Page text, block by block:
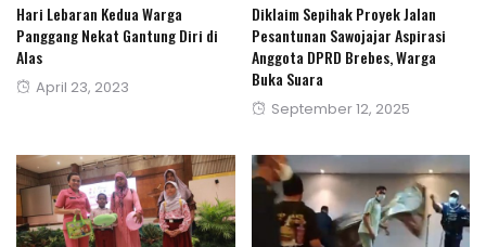
Hari Lebaran Kedua Warga
Panggang Nekat Gantung Diri di
Alas
Posted
April 23, 2023
Diklaim Sepihak Proyek Jalan
Pesantunan Sawojajar Aspirasi
Anggota DPRD Brebes, Warga
Buka Suara
Posted
September 12, 2025